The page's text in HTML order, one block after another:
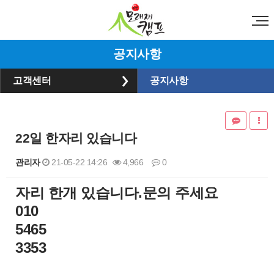
공지사항
고객센터 공지사항
22일 한자리 있습니다
관리자 21-05-22 14:26 4,966 0
본문
​자리 한개 있습니다.문의 주세요
010
5465
3353